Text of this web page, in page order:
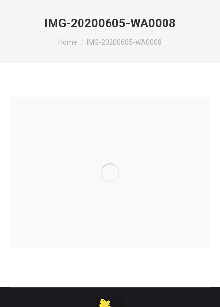
IMG-20200605-WA0008
You are here:
Home IMG-20200605-WA0008